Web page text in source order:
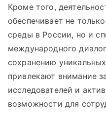
Кроме того,
обеспечивает не
среды в России, но и
международного
сохранению
привлекают внимание
исследователей и
возможности для